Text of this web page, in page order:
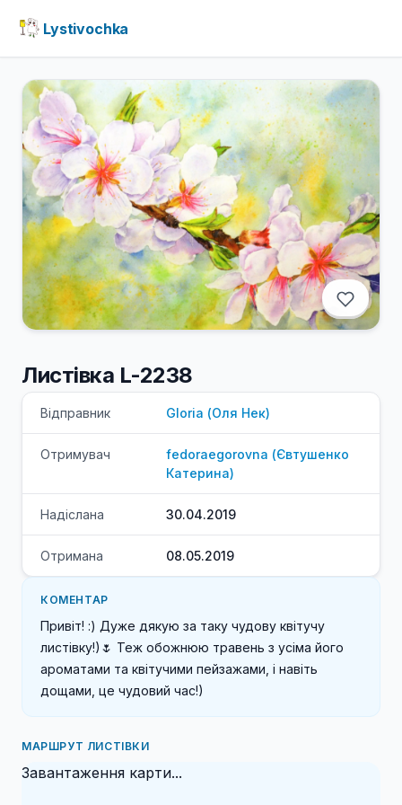
Lystivochka
Листівка L-2238
Відправник Gloria (Оля Нек)
Отримувач fedoraegorovna (Євтушенко
Катерина)
Надіслана 30.04.2019
Отримана 08.05.2019
КОМЕНТАР
Привіт! :) Дуже дякую за таку чудову квітучу
листівку!)🌷 Теж обожнюю травень з усіма його
ароматами та квітучими пейзажами, і навіть
дощами, це чудовий час!)
МАРШРУТ ЛИСТІВКИ
Завантаження карти...